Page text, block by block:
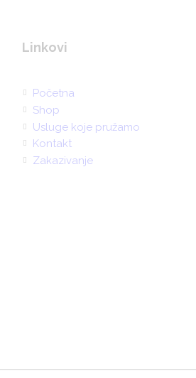
Linkovi
Početna
Shop
Usluge koje pružamo
Kontakt
Zakazivanje